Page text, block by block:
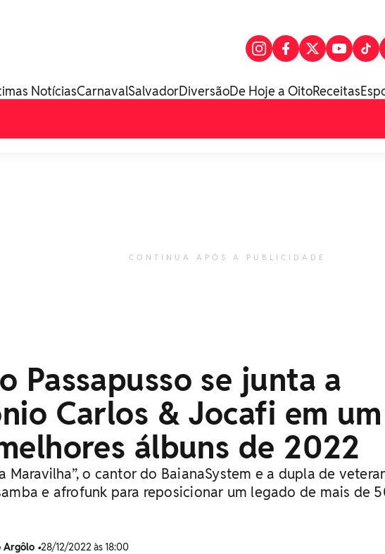
NotíciasCarnavalSalvadorDiversãoDe Hoje a OitoReceitas
CONTINUA APÓS A PUBLICIDADE
Passapusso se junta a
Carlos & Jocafi em um
álbuns de 2022
Maravilha”, o cantor do BaianaSystem e a dupla de
e afrofunk para reposicionar um legado de mais de
Argôlo •28/12/2022 às 18:00